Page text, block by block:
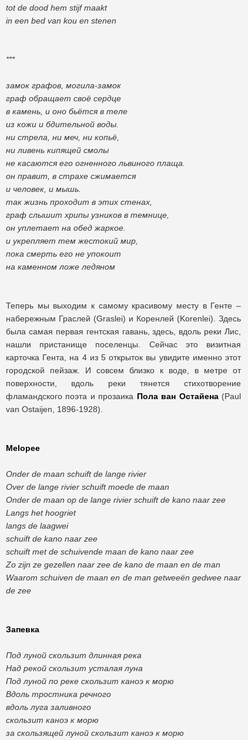
tot de dood hem stijf maakt
in een bed van kou en stenen
***
замок графов, могила-замок
граф обращает своё сердце
в камень, и оно бьётся в теле
из кожи и бдительной воды.
ни стрела, ни меч, ни копьё,
ни ливень кипящей смолы
не касаются его огненного львиного плаща.
он правит, в страхе сжимается
и человек, и мышь.
так жизнь проходит в этих стенах,
граф слышит хрипы узников в темнице,
он уплетает на обед жаркое.
и укрепляет тем жестокий мир,
пока смерть его не упокоит
на каменном ложе ледяном
Теперь мы выходим к самому красивому месту в Генте –
набережным Граслей (Graslei) и Коренлей (Korenlei). Здесь
была самая первая гентская гавань, здесь, вдоль реки Лис,
нашли пристанище поселенцы. Сейчас это визитная
карточка Гента, на 4 из 5 открыток вы увидите именно этот
городской пейзаж. И совсем близко к воде, в метре от
поверхности, вдоль реки тянется стихотворение
фламандского поэта и прозаика Пола ван Остайена (Paul
van Ostaijen, 1896-1928).
Melopee
Onder de maan schuift de lange rivier
Over de lange rivier schuift moede de maan
Onder de maan op de lange rivier schuift de kano naar zee
Langs het hoogriet
langs de laagwei
schuift de kano naar zee
schuift met de schuivende maan de kano naar zee
Zo zijn ze gezellen naar zee de kano de maan en de man
Waarom schuiven de maan en de man getweeën gedwee naar
de zee
Запевка
Под луной скользит длинная река
Над рекой скользит усталая луна
Под луной по реке скользит каноэ к морю
Вдоль тростника речного
вдоль луга заливного
скользит каноэ к морю
за скользящей луной скользит каноэ к морю